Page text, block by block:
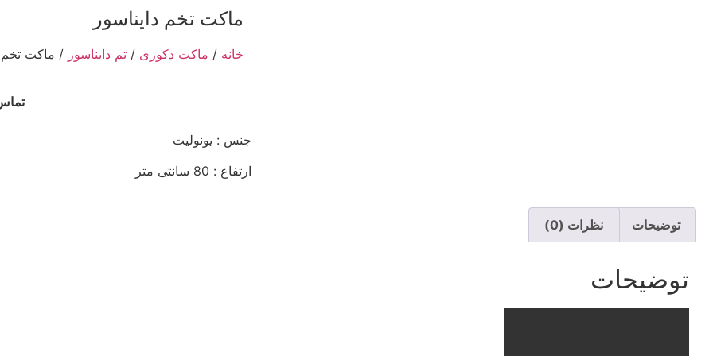
ماکت تخم دایناسور
خانه / ماکت دکوری / تم دایناسور / ماکت تخم
جنس : یونولیت
ارتفاع : 80 سانتی متر
توضیحات نظرات (0)
توضیحات